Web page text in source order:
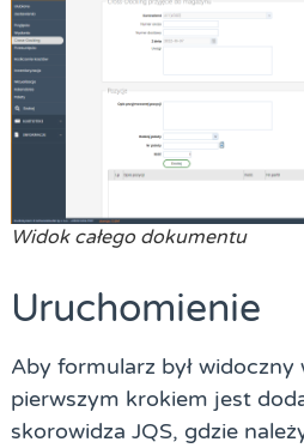
Widok całego dokumentu
Uruchomienie
Aby formularz był widoczny
pierwszym krokiem jest
skorowidza JQS, gdzie